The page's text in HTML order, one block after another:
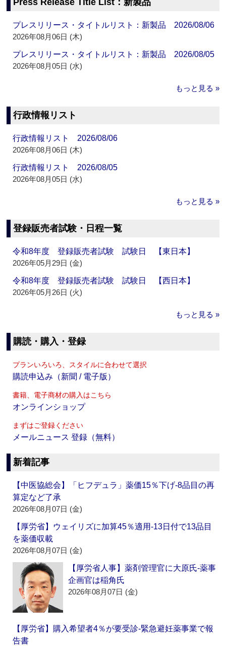
Press Release Title List：新製品
プレスリリース・タイトルリスト：新製品 2026/08/06
2026年08月06日 (木)
プレスリリース・タイトルリスト：新製品 2026/08/05
2026年08月05日 (水)
もっと見る »
行政情報リスト
行政情報リスト 2026/08/06
2026年08月06日 (木)
行政情報リスト 2026/08/05
2026年08月05日 (水)
もっと見る »
登録販売者試験・日程一覧
令和8年度 登録販売者試験 試験日 【東日本】
2026年05月29日 (金)
令和8年度 登録販売者試験 試験日 【西日本】
2026年05月26日 (火)
もっと見る »
購読・購入・登録
プランいろいろ、スタイルに合わせて選択
購読申込み（新聞 / 電子版）
書籍、電子商材の購入はこちら
オンラインショップ
まずはご登録ください
メールニュース 登録（無料）
新着記事
【中医協総会】「ヒフデュラ」薬価15％下げ‐8品目の再
算定など了承
2026年08月07日 (金)
【厚労省】ウェイリズに加算45％適用‐13日付で13品目
を薬価収載
2026年08月07日 (金)
【厚労省人事】薬剤管理官に大原氏‐薬事
企画官は稲角氏
2026年08月07日 (金)
【厚労省】購入希望者4％が要受診‐緊急避妊薬事業で報
告書